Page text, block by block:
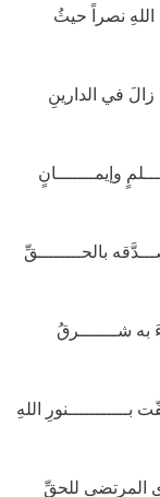
اللهِ نصراً حيثُ
في الدارينِ
وإيمـــــــانٍ
بالحــــــــقِّ
شـــــــرقُ
اللهِ
المرتضى للحقِّ